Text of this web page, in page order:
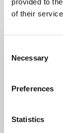
provided to
of their
Selection
Necessary
Preferences
Statistics
Latest